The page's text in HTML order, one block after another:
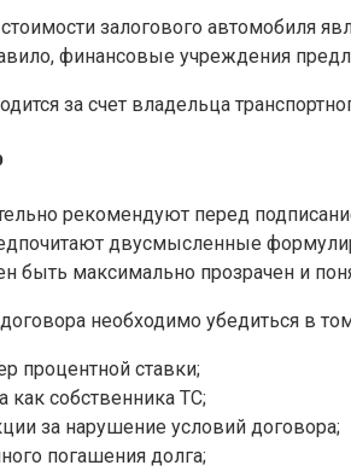
залогового автомобиля
финансовые учреждения
за счет владельца
рекомендуют перед
двусмысленные
быть максимально прозрачен и
необходимо убедиться в
процентной ставки;
как собственника ТС;
за нарушение условий договора;
погашения долга;